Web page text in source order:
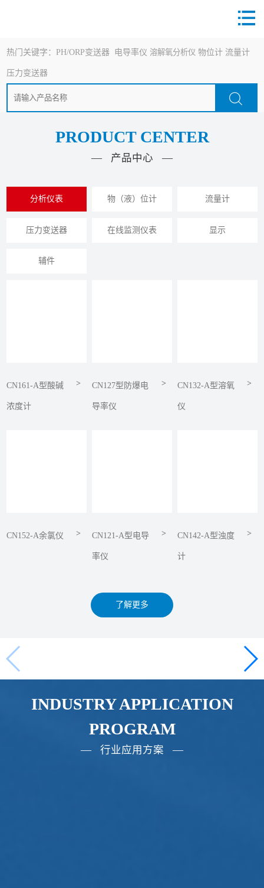
热门关键字：PH/ORP变送器 电导率仪 溶解氧分析仪 物位计 流量计
压力变送器
PRODUCT CENTER
— 产品中心 —
分析仪表 物（液）位计 流量计
压力变送器 在线监测仪表 显示
辅件
CN161-A型酸碱
浓度计
> CN127型防爆电
导率仪
> CN132-A型溶氧
仪
>
CN152-A余氯仪 > CN121-A型电导
率仪
> CN142-A型浊度
计
>
了解更多
INDUSTRY APPLICATION
PROGRAM
— 行业应用方案 —